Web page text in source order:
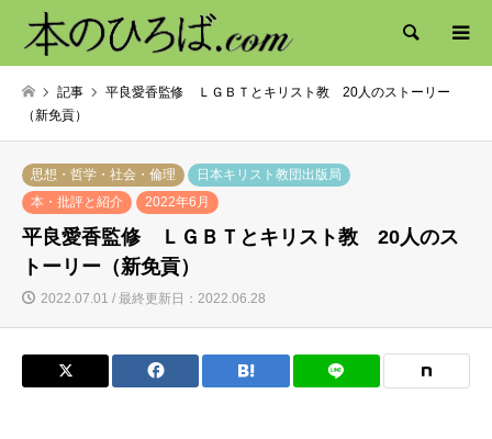
検索
記事
平良愛香監修 ＬＧＢＴとキリスト教 20人のストーリー
（新免貢）
思想・哲学・社会・倫理
日本キリスト教団出版局
本・批評と紹介
2022年6月
平良愛香監修 ＬＧＢＴとキリスト教 20人のス
トーリー（新免貢）
2022.07.01 / 最終更新日：2022.06.28